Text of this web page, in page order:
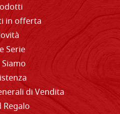
in offerta
Serie
Siamo
di Vendita
Regalo